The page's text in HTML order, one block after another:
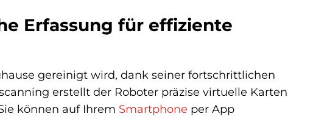
Erfassung für effiziente
gereinigt wird, dank seiner fortschrittlichen
erstellt der Roboter präzise virtuelle Karten
können auf Ihrem Smartphone per App